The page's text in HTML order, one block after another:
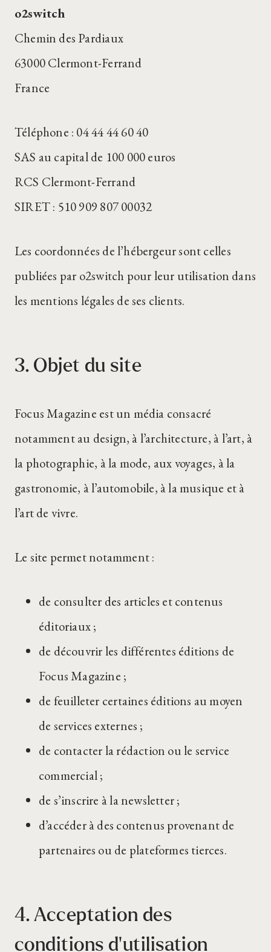
o2switch
Chemin des Pardiaux
63000 Clermont-Ferrand
France
Téléphone : 04 44 44 60 40
SAS au capital de 100 000 euros
RCS Clermont-Ferrand
SIRET : 510 909 807 00032
Les coordonnées de l’hébergeur sont celles
publiées par o2switch pour leur utilisation dans
les mentions légales de ses clients.
3. Objet du site
Focus Magazine est un média consacré
notamment au design, à l’architecture, à l’art, à
la photographie, à la mode, aux voyages, à la
gastronomie, à l’automobile, à la musique et à
l’art de vivre.
Le site permet notamment :
de consulter des articles et contenus
éditoriaux ;
de découvrir les différentes éditions de
Focus Magazine ;
de feuilleter certaines éditions au moyen
de services externes ;
de contacter la rédaction ou le service
commercial ;
de s’inscrire à la newsletter ;
d’accéder à des contenus provenant de
partenaires ou de plateformes tierces.
4. Acceptation des
conditions d’utilisation